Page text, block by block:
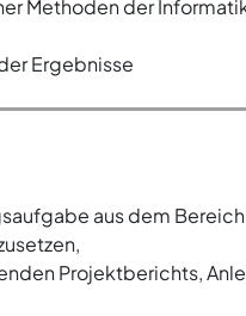
Methoden der
Ergebnisse
aus dem
Projektberichts,